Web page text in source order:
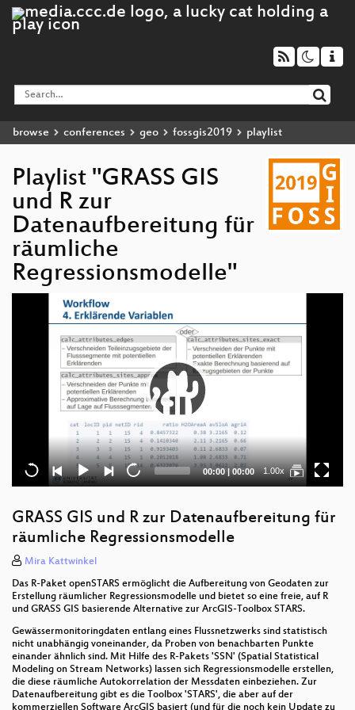
browse conferences geo fossgis2019 playlist
Playlist "GRASS GIS
und R zur
Datenaufbereitung für
räumliche
Regressionsmodelle"
Current
time
00:00 |Total
duration
00:00 1.00x
GRASS GIS und R zur Datenaufbereitung für
räumliche Regressionsmodelle
Mira Kattwinkel
Das R-Paket openSTARS ermöglicht die Aufbereitung von Geodaten zur
Erstellung räumlicher Regressionsmodelle und bietet so eine freie, auf R
und GRASS GIS basierende Alternative zur ArcGIS-Toolbox STARS.
Gewässermonitoringdaten entlang eines Flussnetzwerks sind statistisch
nicht unabhängig voneinander, da Proben von benachbarten Punkte
einander ähnlich sind. Mit Hilfe des R-Pakets 'SSN' (Spatial Statistical
Modeling on Stream Networks) lassen sich Regressionsmodelle erstellen,
die diese räumliche Autokorrelation der Messdaten einbeziehen. Zur
Datenaufbereitung gibt es die Toolbox 'STARS', die aber auf der
kommerziellen Software ArcGIS basiert (und für die noch kein Update zu